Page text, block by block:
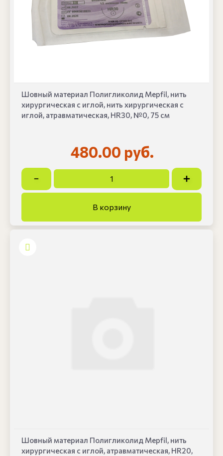
Шовный материал Полигликолид Mepfil, нить
хирургическая с иглой, нить хирургическая с
иглой, атравматическая, HR30, №0, 75 см
480.00 руб.
Шовный материал Полигликолид Mepfil, нить
хирургическая с иглой, атравматическая, HR20,